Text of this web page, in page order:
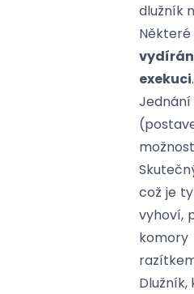
dlužník
exekuci.
což je
vyhoví,
komory